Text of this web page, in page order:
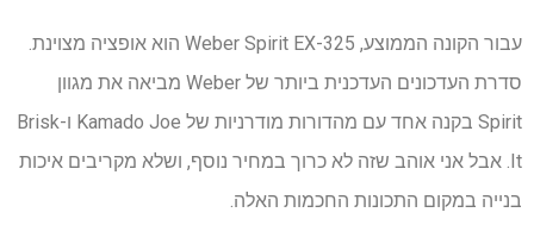
עבור הקונה הממוצע, Weber Spirit EX-325 הוא אופציה מצוינת.
סדרת העדכונים העדכנית ביותר של Weber מביאה את מגוון
Spirit בקנה אחד עם מהדורות מודרניות של Kamado Joe ו-Brisk
It. אבל אני אוהב שזה לא כרוך במחיר נוסף, ושלא מקריבים איכות
בנייה במקום התכונות החכמות האלה.